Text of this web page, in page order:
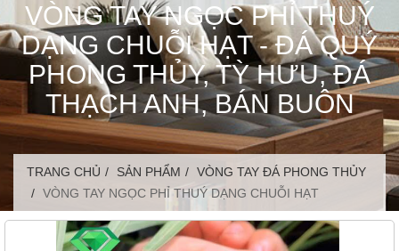
VÒNG TAY NGỌC PHỈ THUÝ
DẠNG CHUỖI HẠT - ĐÁ QUÝ
PHONG THỦY, TỲ HƯU, ĐÁ
THẠCH ANH, BÁN BUÔN
TRANG CHỦ SẢN PHẨM
VÒNG TAY ĐÁ PHONG THỦY
VÒNG TAY NGỌC PHỈ THUÝ DẠNG CHUỖI HẠT